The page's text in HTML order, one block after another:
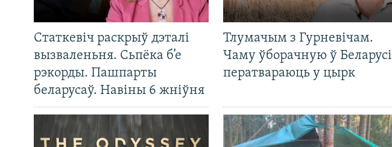
Статкевіч раскрыў дэталі
вызваленьня. Сьпёка б’е
рэкорды. Пашпарты
беларусаў. Навіны 6 жніўня
Тлумачым з Гурневічам.
Чаму ўборачную ў Беларусі
ператвараюць у цырк